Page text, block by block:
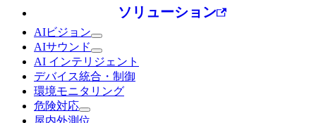
ソリューション
AIビジョン
AIサウンド
AI インテリジェント
デバイス統合・制御
環境モニタリング
危険対応